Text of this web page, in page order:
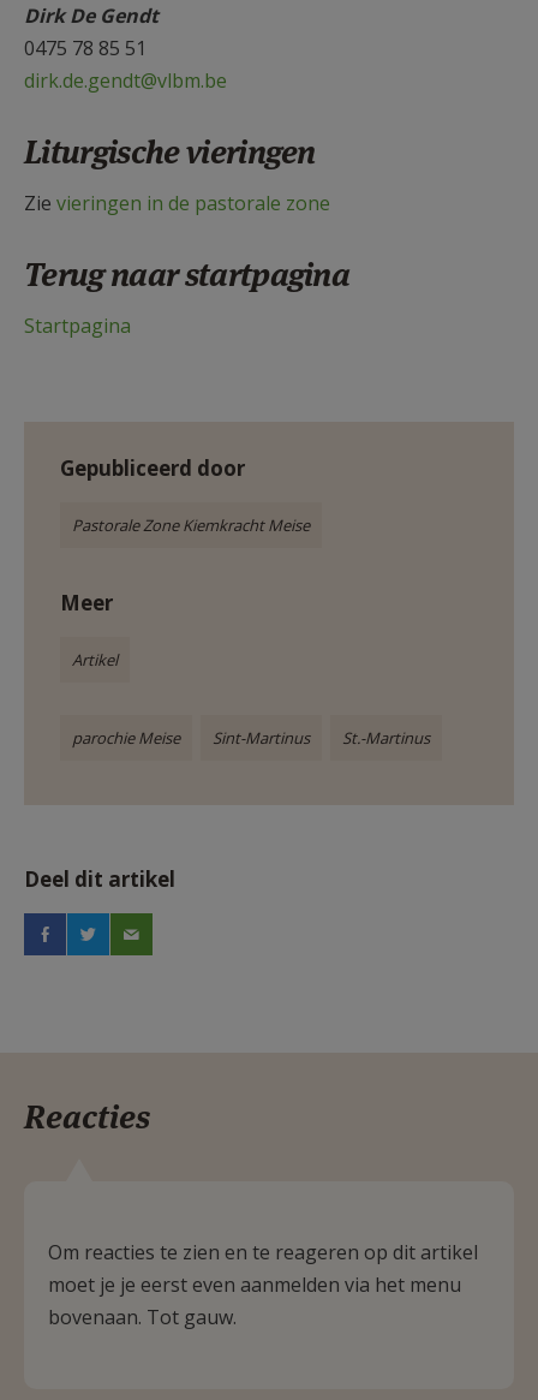
Dirk De Gendt
0475 78 85 51
dirk.de.gendt@vlbm.be
Liturgische vieringen
Zie vieringen in de pastorale zone
Terug naar startpagina
Startpagina
Gepubliceerd door
Pastorale Zone Kiemkracht Meise
Meer
Artikel
parochie Meise Sint-Martinus St.-Martinus
Deel dit artikel
Reacties
Om reacties te zien en te reageren op dit artikel
moet je je eerst even aanmelden via het menu
bovenaan. Tot gauw.